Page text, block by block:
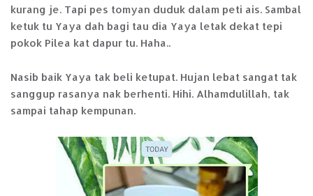
kurang je. Tapi pes tomyan duduk dalam peti ais. Sambal
ketuk tu Yaya dah bagi tau dia Yaya letak dekat tepi
pokok Pilea kat dapur tu. Haha..
Nasib baik Yaya tak beli ketupat. Hujan lebat sangat tak
sanggup rasanya nak berhenti. Hihi. Alhamdulillah, tak
sampai tahap kempunan.